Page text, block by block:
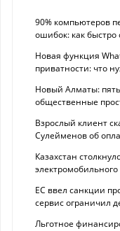
90% компьютеров
ошибок: как
Новая функция
приватности: что
Новый Алматы:
общественные
Взрослый клиент
Сулейменов об
Казахстан
ЕС ввел санкции
сервис ограничил
Льготное